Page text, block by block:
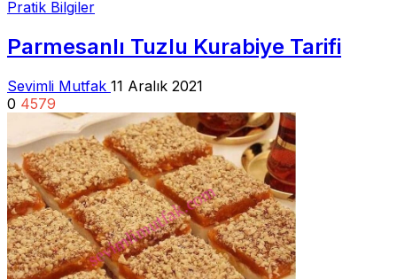
Pratik Bilgiler
Parmesanlı Tuzlu Kurabiye Tarifi
Sevimli Mutfak 11 Aralık 2021
0 4579